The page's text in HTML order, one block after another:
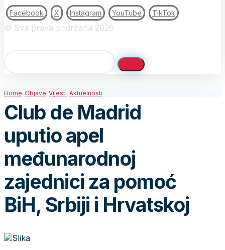
Facebook X Instagram YouTube TikTok
© Sva prava pridržana 2026
Home Objave Vijesti Aktuelnosti
Club de Madrid
uputio apel
međunarodnoj
zajednici za pomoć
BiH, Srbiji i Hrvatskoj